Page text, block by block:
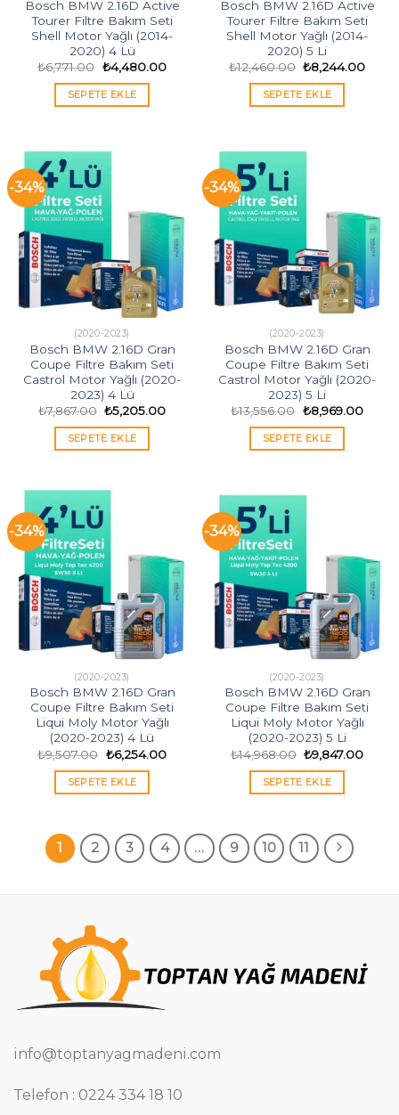
Bosch BMW 2.16D Active
Tourer Filtre Bakım Seti
Shell Motor Yağlı (2014-
2020) 4 Lü
₺6,771.00 Orijinal
fiyat:
₺6,771.00.
₺4,480.00Şu
SEPETE EKLE
Bosch BMW 2.16D Active
Tourer Filtre Bakım Seti
Shell Motor Yağlı (2014-
2020) 5 Li
₺12,460.00 Orijinal
fiyat:
₺12,460.00.
₺8,244.00Şu
SEPETE EKLE
-34%
(2020-2023)
Bosch BMW 2.16D Gran
Coupe Filtre Bakım Seti
Castrol Motor Yağlı (2020-
2023) 4 Lü
₺7,867.00 Orijinal
fiyat:
₺7,867.00.
₺5,205.00Şu
SEPETE EKLE
-34%
(2020-2023)
Bosch BMW 2.16D Gran
Coupe Filtre Bakım Seti
Castrol Motor Yağlı (2020-
2023) 5 Li
₺13,556.00 Orijinal
fiyat:
₺13,556.00.
₺8,969.00Şu
SEPETE EKLE
-34%
(2020-2023)
Bosch BMW 2.16D Gran
Coupe Filtre Bakım Seti
Liqui Moly Motor Yağlı
(2020-2023) 4 Lü
₺9,507.00 Orijinal
fiyat:
₺9,507.00.
₺6,254.00Şu
SEPETE EKLE
-34%
(2020-2023)
Bosch BMW 2.16D Gran
Coupe Filtre Bakım Seti
Liqui Moly Motor Yağlı
(2020-2023) 5 Li
₺14,968.00 Orijinal
fiyat:
₺14,968.00.
₺9,847.00Şu
SEPETE EKLE
1 2 3 4 … 9 10 11
info@toptanyagmadeni.com
Telefon : 0224 334 18 10